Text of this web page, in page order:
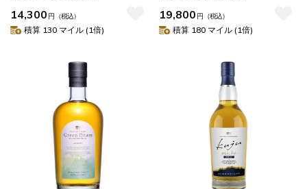
14,300 円 （税込）
積算 130 マイル (1倍)
19,800 円 （税込）
積算 180 マイル (1倍)